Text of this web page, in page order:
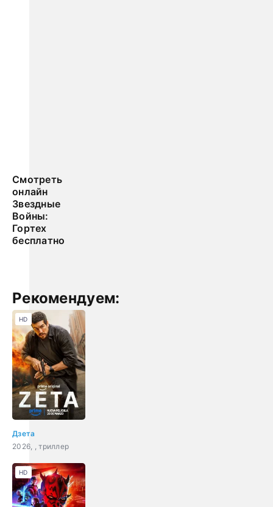
Смотреть
онлайн
Звездные
Войны:
Гортех
бесплатно
Рекомендуем:
Дзета
2026, , триллер
HD
HD